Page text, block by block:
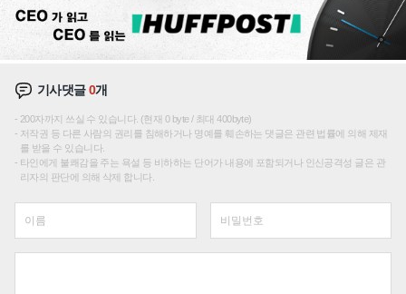
기사댓글0개
200자까지 쓰실 수 있습니다. (현재 0 byte / 최대 400byte)
저작권 등 다른 사람의 권리를 침해하거나 명예를 훼손하는 댓글은 관련 법률에 의해 제재
를 받을 수 있습니다.
타인에게 불쾌감을 주는 욕설 등 비하하는 단어가 내용에 포함되거나 인신공격성 글은 관
리자의 판단에 의해 삭제 합니다.